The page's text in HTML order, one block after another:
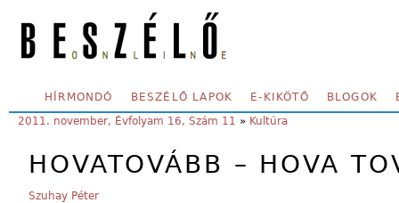
SECONDARY MENU
HÍRMONDÓ BESZÉLŐ LAPOK E-KIKÖTŐ BLOGOK
YOU ARE HERE:
2011. november, Évfolyam 16, Szám 11 » Kultúra
HOVATOVÁBB – HOVA
Szuhay Péter